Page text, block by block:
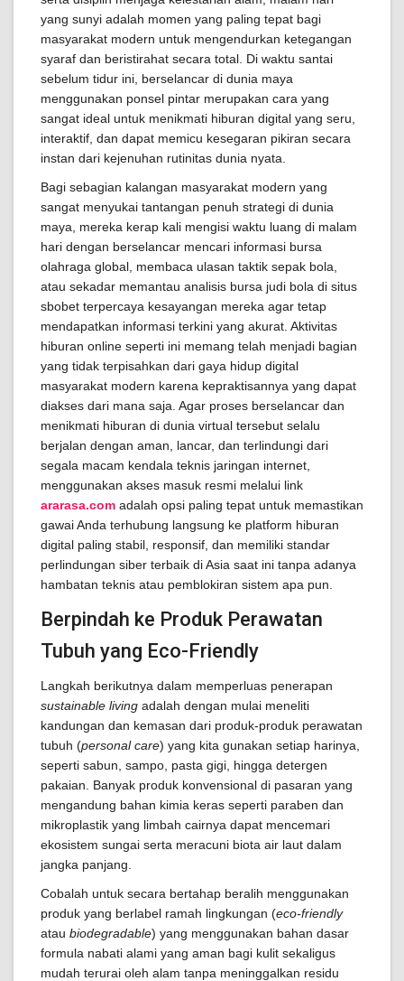
yang sunyi adalah momen yang paling tepat bagi
masyarakat modern untuk mengendurkan ketegangan
syaraf dan beristirahat secara total. Di waktu santai
sebelum tidur ini, berselancar di dunia maya
menggunakan ponsel pintar merupakan cara yang
sangat ideal untuk menikmati hiburan digital yang seru,
interaktif, dan dapat memicu kesegaran pikiran secara
instan dari kejenuhan rutinitas dunia nyata.
Bagi sebagian kalangan masyarakat modern yang
sangat menyukai tantangan penuh strategi di dunia
maya, mereka kerap kali mengisi waktu luang di malam
hari dengan berselancar mencari informasi bursa
olahraga global, membaca ulasan taktik sepak bola,
atau sekadar memantau analisis bursa judi bola di situs
sbobet terpercaya kesayangan mereka agar tetap
mendapatkan informasi terkini yang akurat. Aktivitas
hiburan online seperti ini memang telah menjadi bagian
yang tidak terpisahkan dari gaya hidup digital
masyarakat modern karena kepraktisannya yang dapat
diakses dari mana saja. Agar proses berselancar dan
menikmati hiburan di dunia virtual tersebut selalu
berjalan dengan aman, lancar, dan terlindungi dari
segala macam kendala teknis jaringan internet,
menggunakan akses masuk resmi melalui link
ararasa.com adalah opsi paling tepat untuk memastikan
gawai Anda terhubung langsung ke platform hiburan
digital paling stabil, responsif, dan memiliki standar
perlindungan siber terbaik di Asia saat ini tanpa adanya
hambatan teknis atau pemblokiran sistem apa pun.
Berpindah ke Produk Perawatan
Tubuh yang Eco-Friendly
Langkah berikutnya dalam memperluas penerapan
sustainable living adalah dengan mulai meneliti
kandungan dan kemasan dari produk-produk perawatan
tubuh (personal care) yang kita gunakan setiap harinya,
seperti sabun, sampo, pasta gigi, hingga detergen
pakaian. Banyak produk konvensional di pasaran yang
mengandung bahan kimia keras seperti paraben dan
mikroplastik yang limbah cairnya dapat mencemari
ekosistem sungai serta meracuni biota air laut dalam
jangka panjang.
Cobalah untuk secara bertahap beralih menggunakan
produk yang berlabel ramah lingkungan (eco-friendly
atau biodegradable) yang menggunakan bahan dasar
formula nabati alami yang aman bagi kulit sekaligus
mudah terurai oleh alam tanpa meninggalkan residu